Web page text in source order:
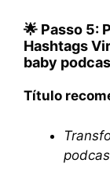
🌟 Passo 5:
Hashtags
baby
Título